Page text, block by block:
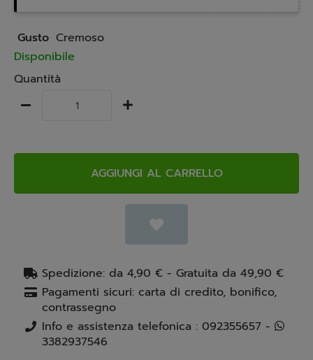
Gusto Cremoso
Disponibile
Quantità
AGGIUNGI AL CARRELLO
Spedizione: da 4,90 € - Gratuita da 49,90 €
Pagamenti sicuri: carta di credito, bonifico,
contrassegno
Info e assistenza telefonica : 092355657 -
3382937546